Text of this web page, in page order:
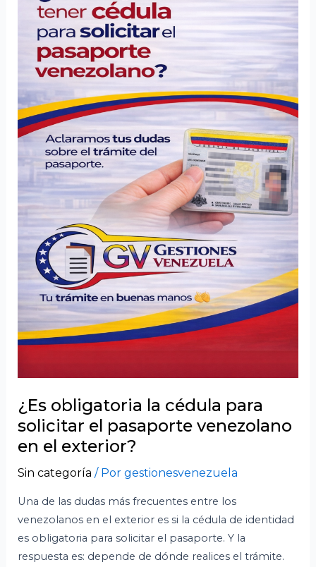
¿Es obligatoria la cédula para
solicitar el pasaporte venezolano
en el exterior?
Sin categoría / Por gestionesvenezuela
Una de las dudas más frecuentes entre los
venezolanos en el exterior es si la cédula de identidad
es obligatoria para solicitar el pasaporte. Y la
respuesta es: depende de dónde realices el trámite.
cédula
para
solicitar
pasaporte
venezolano
en
exterior?